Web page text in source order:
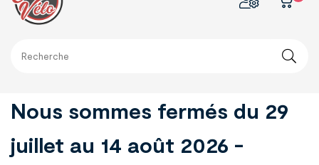
Nous sommes fermés du 29
juillet au 14 août 2026 -